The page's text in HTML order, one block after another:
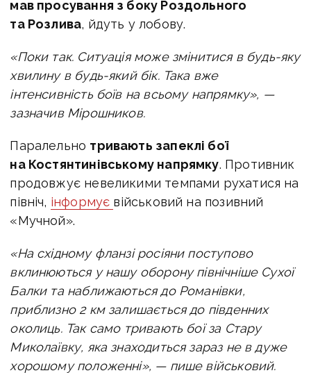
мав просування з боку Роздольного
та Розлива, йдуть у лобову.
«Поки так. Ситуація може змінитися в будь-яку
хвилину в будь-який бік. Така вже
інтенсивність боїв на всьому напрямку», —
зазначив Мірошников.
Паралельно тривають запеклі бої
на Костянтинівському напрямку. Противник
продовжує невеликими темпами рухатися на
північ, інформує військовий на позивний
«Мучной».
«На східному фланзі росіяни поступово
вклинюються у нашу оборону північніше Сухої
Балки та наближаються до Романівки,
приблизно 2 км залишається до південних
околиць. Так само тривають бої за Стару
Миколаївку, яка знаходиться зараз не в дуже
хорошому положенні», — пише військовий.